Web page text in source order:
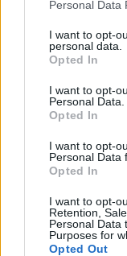
Personal Data
I want to opt-
personal data.
Opted In
I want to opt-
Personal Data.
Opted In
I want to opt-
Personal Data
Opted In
I want to opt-
Retention,
Personal Data
Purposes for
Opted Out